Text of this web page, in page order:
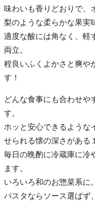
味わいも香りどおりで、
梨のような柔らかな果実
適度な酸には角なく、軽
両立。
程良いふくよかさと爽や
す！
どんな食事にも合わせや
す。
ホッと安心できるような
せられる懐の深さがある
毎日の晩酌に冷蔵庫に冷
ます。
いろいろ和のお惣菜系に
パスタならソース選ばず